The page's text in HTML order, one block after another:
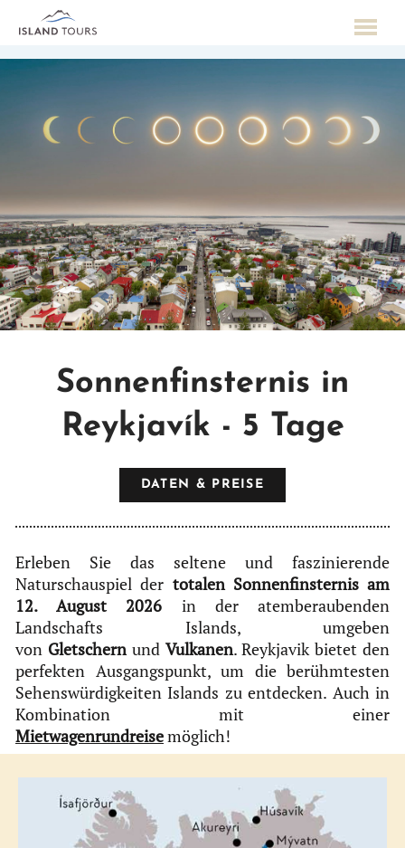
Sonnenfinsternis in
Reykjavík - 5 Tage
DATEN & PREISE
Erleben Sie das seltene und faszinierende
Naturschauspiel der totalen Sonnenfinsternis am
12. August 2026 in der atemberaubenden
Landschafts Islands, umgeben
von Gletschern und Vulkanen. Reykjavik bietet den
perfekten Ausgangspunkt, um die berühmtesten
Sehenswürdigkeiten Islands zu entdecken. Auch in
Kombination mit einer
Mietwagenrundreisemöglich!